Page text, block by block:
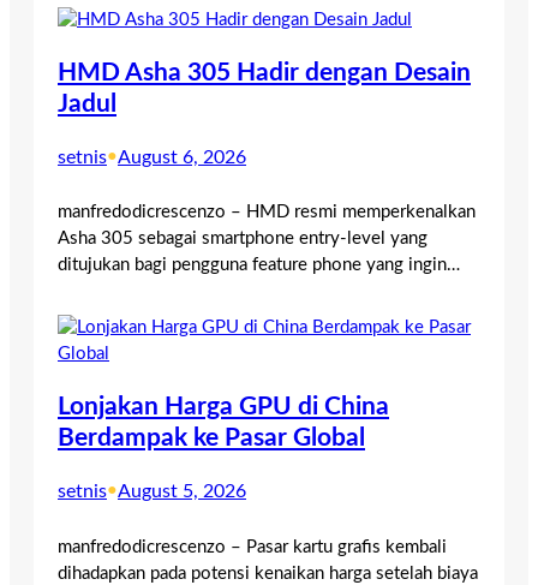
HMD Asha 305 Hadir dengan Desain
Jadul
setnis•August 6, 2026
manfredodicrescenzo – HMD resmi memperkenalkan
Asha 305 sebagai smartphone entry-level yang
ditujukan bagi pengguna feature phone yang ingin…
Lonjakan Harga GPU di China
Berdampak ke Pasar Global
setnis•August 5, 2026
manfredodicrescenzo – Pasar kartu grafis kembali
dihadapkan pada potensi kenaikan harga setelah biaya